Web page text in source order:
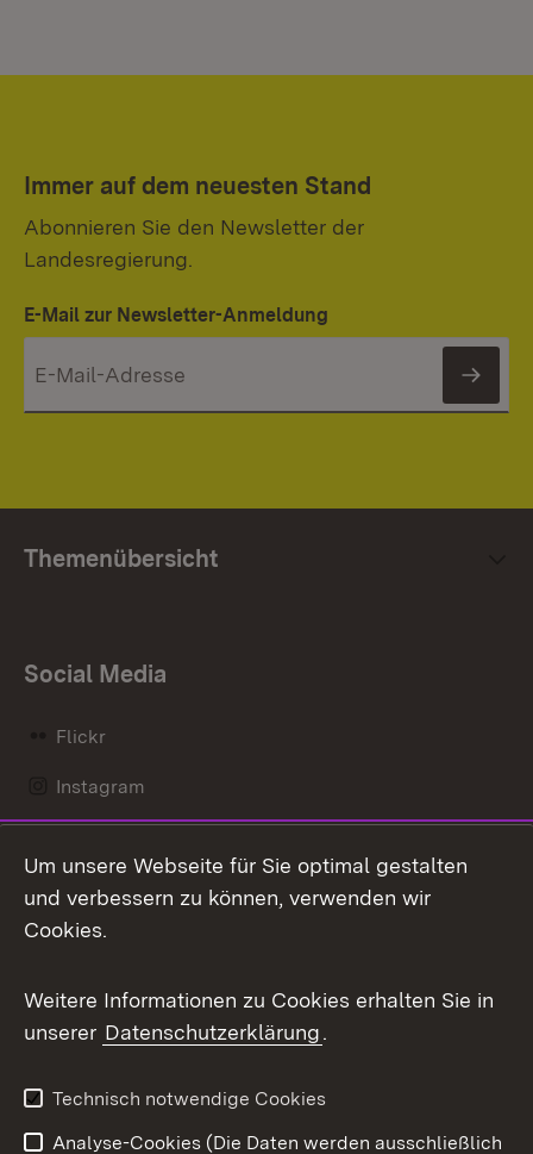
Immer auf dem neuesten Stand
Abonnieren Sie den Newsletter der
Landesregierung.
E-Mail zur Newsletter-Anmeldung
Themenübersicht
Social Media
Flickr
Instagram
Mastodon
Messenger
Social Wall
X / Twitter
Youtube
Um unsere Webseite für Sie optimal gestalten
und verbessern zu können, verwenden wir
Cookies.
Weitere Informationen zu Cookies erhalten Sie in
unserer Datenschutzerklärung.
Technisch notwendige Cookies
Analyse-Cookies (Die Daten werden ausschließlich